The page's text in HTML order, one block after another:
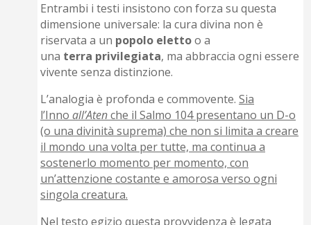
Entrambi i testi insistono con forza su questa
dimensione universale: la cura divina non è
riservata a un popolo elettoo a
una terra privilegiata, ma abbraccia ogni essere
vivente senza distinzione.
L’analogia è profonda e commovente.Sia
l’Innoall’Atenche il Salmo 104 presentano un D-o
(o una divinità suprema) che non si limita a creare
il mondo una volta per tutte, ma continua a
sostenerlo momento per momento, con
un’attenzione costante e amorosa verso ogni
singola creatura.
Nel testo egizio questa provvidenza è legata